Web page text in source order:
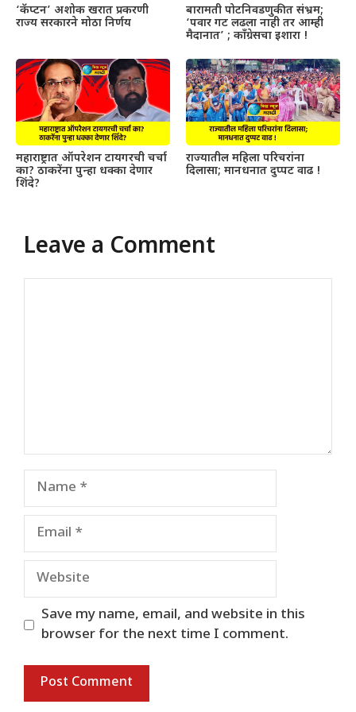
‘कॅप्टन’ अशोक खरात प्रकरणी
राज्य सरकारने मोठा निर्णय
बारामती पोटनिवडणुकीत संभ्रम;
‘पवार गट लढला नाही तर आम्ही
मैदानात’ ; काँग्रेसचा इशारा !
महाराष्ट्रात ऑपरेशन टायगरची चर्चा
का? ठाकरेंना पुन्हा धक्का देणार
शिंदे?
राज्यातील महिला परिचरांना
दिलासा; मानधनात दुप्पट वाढ !
Leave a Comment
Name
Email
Website
Save my name, email, and website in this
browser for the next time I comment.